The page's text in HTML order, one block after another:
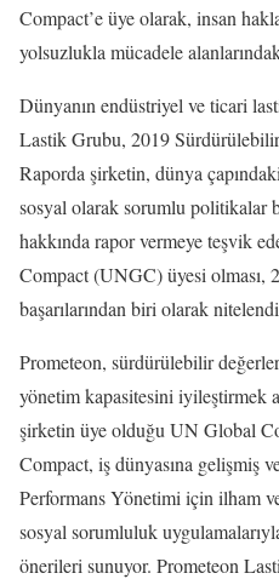
Compact’e üye olarak, insan
yolsuzlukla mücadele
Dünyanın endüstriyel ve ticari
Lastik Grubu, 2019
Raporda şirketin, dünya
sosyal olarak sorumlu politikalar
hakkında rapor vermeye teşvik
Compact (UNGC) üyesi olması,
başarılarından biri olarak
Prometeon, sürdürülebilir
yönetim kapasitesini iyileştirmek
şirketin üye olduğu UN Global
Compact, iş dünyasına gelişmiş
Performans Yönetimi için ilham
sosyal sorumluluk
önerileri sunuyor. Prometeon